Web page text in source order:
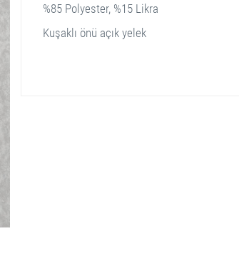
%85 Polyester, %15 Likra
Kuşaklı önü açık yelek